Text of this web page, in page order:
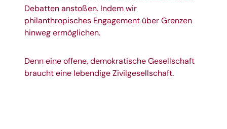
Debatten anstoßen. Indem wir
philanthropisches Engagement über Grenzen
hinweg ermöglichen.
Denn eine offene, demokratische Gesellschaft
braucht eine lebendige Zivilgesellschaft.